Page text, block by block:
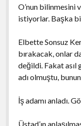
O’nun bilinmesini
istiyorlar. Başka
Elbette Sonsuz
bırakacak, onlar
değildi. Fakat asıl
adı olmuştu,
İş adamı anladı.
Üstad’ın